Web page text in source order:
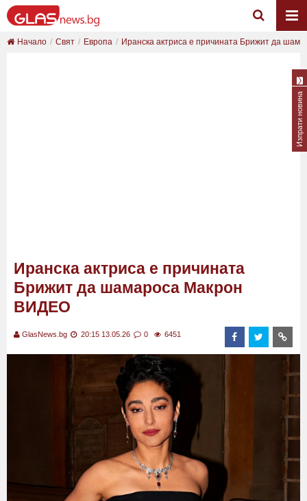
Начало Свят Европа Иранска актриса е причината Брижит да
Иранска актриса е причината
Брижит да шамароса Макрон
ВИДЕО
GlasNews.bg 20:15 13.05.26 0 6451
Изпрати новина